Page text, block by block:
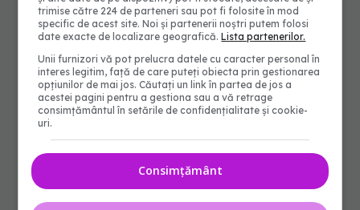
trimise către 224 de parteneri sau pot fi folosite în mod
specific de acest site. Noi și partenerii noștri putem folosi
date exacte de localizare geografică.Lista partenerilor.
Unii furnizori vă pot prelucra datele cu caracter personal în
interes legitim, față de care puteți obiecta prin gestionarea
opțiunilor de mai jos. Căutați un link în partea de jos a
acestei pagini pentru a gestiona sau a vă retrage
consimțământul în setările de confidențialitate și cookie-
uri.
Consimțământ